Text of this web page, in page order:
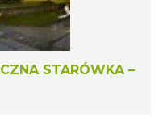
STARÓWKA –